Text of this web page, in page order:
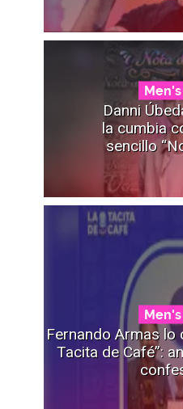
Danni
la cumbia
sencillo
Fernando Armas lo
Tacita de Café”: